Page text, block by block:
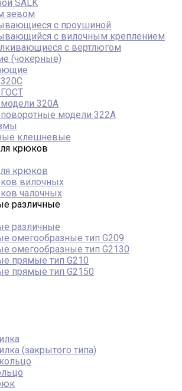
SALK
зевом
с проушиной
с вилочным креплением
с вертлюгом
(чокерные)
320А
модели 322А
клешневые
крюков
крюков
вилочных
чалочных
различные
различные
омегообразные тип G209
омегообразные тип G2130
прямые тип G210
прямые тип G2150
(закрытого типа)